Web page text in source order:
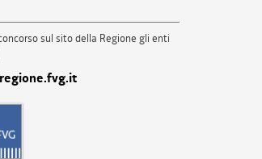
sul sito della Regione gli enti